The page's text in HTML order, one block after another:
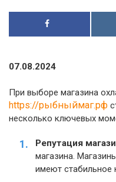
07.08.2024
При выборе магазина
https://рыбныймаг.рф
несколько ключевых
Репутация
магазина.
имеют стабильное